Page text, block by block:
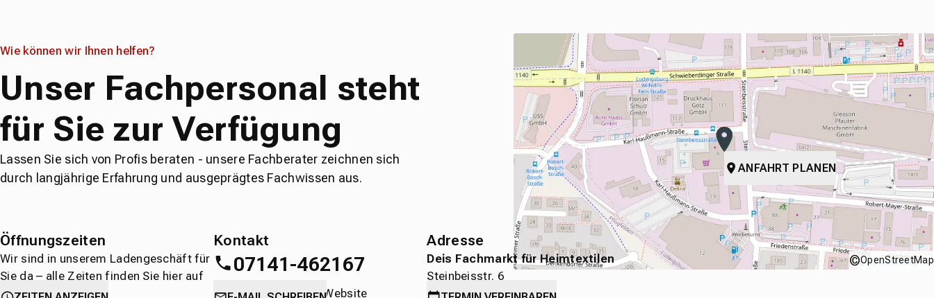
Wie können wir Ihnen helfen?
Unser Fachpersonal steht
für Sie zur Verfügung
Lassen Sie sich von Profis beraten - unsere Fachberater zeichnen sich
durch langjährige Erfahrung und ausgeprägtes Fachwissen aus.
Öffnungszeiten
Wir sind in unserem Ladengeschäft für
Sie da – alle Zeiten finden Sie hier auf
einen Blick.
Kontakt
07141-462167
oderdirekt über die Website
Adresse
Deis Fachmarkt für Heimtextilen
Steinbeisstr. 6
71636 Ludwigsburg
ANFAHRT PLANEN
©OpenStreetMap